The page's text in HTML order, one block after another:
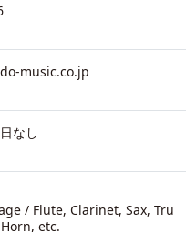
music.co.jp
なし
/ Flute, Clarinet, Sax, Tru
etc.